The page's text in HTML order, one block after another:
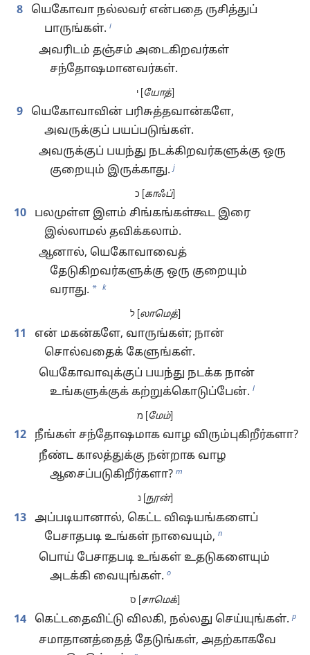
8
யெகோவா நல்லவர் என்பதை ருசித்துப்
பாருங்கள். i
அவரிடம் தஞ்சம் அடைகிறவர்கள்
சந்தோஷமானவர்கள்.
י [ யோத்]
9
யெகோவாவின் பரிசுத்தவான்களே,
அவருக்குப் பயப்படுங்கள்.
அவருக்குப் பயந்து நடக்கிறவர்களுக்கு ஒரு
குறையும் இருக்காது. j
காஃப்]
10
பலமுள்ள இளம் சிங்கங்கள்கூட இரை
இல்லாமல் தவிக்கலாம்.
ஆனால், யெகோவாவைத்
தேடுகிறவர்களுக்கு ஒரு குறையும்
வராது. * k
ל [ லாமெத்]
11
என் மகன்களே, வாருங்கள்; நான்
சொல்வதைக் கேளுங்கள்.
யெகோவாவுக்குப் பயந்து நடக்க நான்
உங்களுக்குக் கற்றுக்கொடுப்பேன். l
மேம்]
12
நீங்கள் சந்தோஷமாக வாழ விரும்புகிறீர்களா?
நீண்ட காலத்துக்கு நன்றாக வாழ
ஆசைப்படுகிறீர்களா? m
நூன்]
13 அப்படியானால், கெட்ட விஷயங்களைப்
பேசாதபடி உங்கள் நாவையும், n
பொய் பேசாதபடி உங்கள் உதடுகளையும்
அடக்கி வையுங்கள். o
சாமெக்
14 கெட்டதைவிட்டு விலகி, நல்லது செய்யுங்கள். p
சமாதானத்தைத் தேடுங்கள், அதற்காகவே